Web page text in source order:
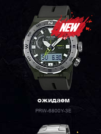
ожидаем
PRW-6800Y-3E